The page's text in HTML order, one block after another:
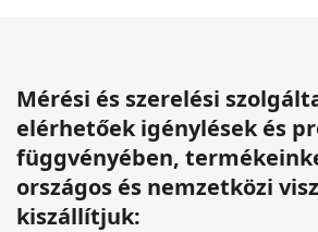
Mérési és szerelési
elérhetőek igénylések és
függvényében,
országos és nemzetközi
kiszállítjuk: